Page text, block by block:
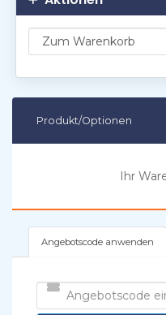
Produkt/Optionen
Ihr
Angebotscode anwenden